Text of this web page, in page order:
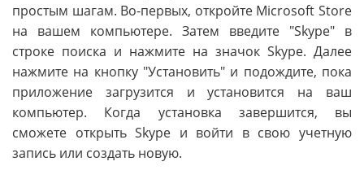
простым шагам. Во-первых, откройте Microsoft Store
на вашем компьютере. Затем введите "Skype" в
строке поиска и нажмите на значок Skype. Далее
нажмите на кнопку "Установить" и подождите, пока
приложение загрузится и установится на ваш
компьютер. Когда установка завершится, вы
сможете открыть Skype и войти в свою учетную
запись или создать новую.